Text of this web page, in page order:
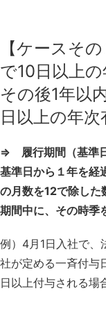
【ケースそ
で10日以上の
その後1年以
日以上の年
⇒ 履行期間（基準
基準日から１年を経
の月数を12で除した
期間中に、その時季
例）4月1日入社で、
社が定める一斉付与
日以上付与される場